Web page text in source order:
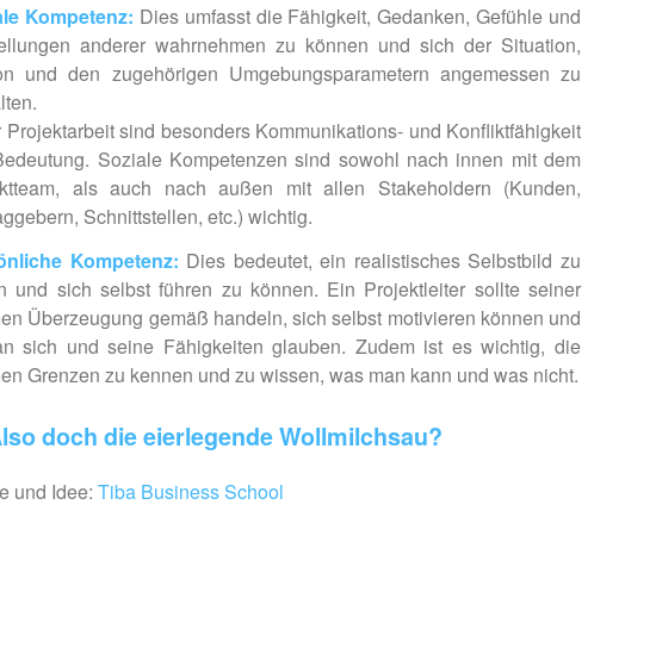
Kompetenz: Dies umfasst die Fähigkeit, Gedanken, Gefühle und
anderer wahrnehmen zu können und sich der Situation,
und den zugehörigen Umgebungsparametern angemessen zu
Projektarbeit sind besonders Kommunikations- und Konfliktfähigkeit
Soziale Kompetenzen sind sowohl nach innen mit dem
als auch nach außen mit allen Stakeholdern (Kunden,
Schnittstellen, etc.) wichtig.
Kompetenz: Dies bedeutet, ein realistisches Selbstbild zu
und sich selbst führen zu können. Ein Projektleiter sollte seiner
Überzeugung gemäß handeln, sich selbst motivieren können und
sich und seine Fähigkeiten glauben. Zudem ist es wichtig, die
Grenzen zu kennen und zu wissen, was man kann und was nicht.
doch die eierlegende Wollmilchsau?
und Idee: Tiba Business School